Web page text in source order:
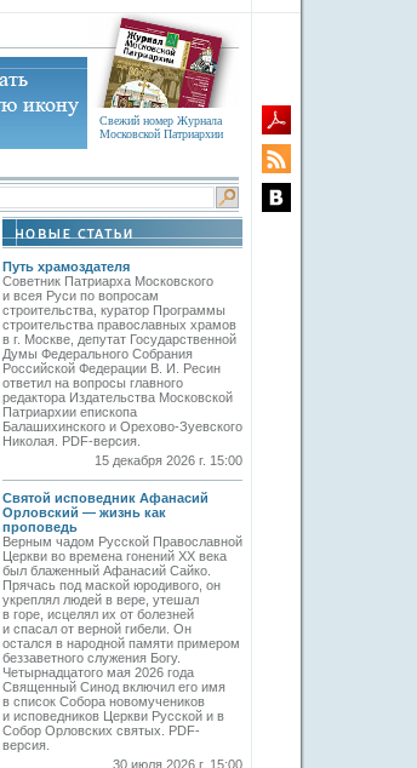
Свежий номер Журнала
Московской Патриархии
Путь храмоздателя
Советник Патриарха Московского
и всея Руси по вопросам
строительства, куратор Программы
строительства православных храмов
в г. Москве, депутат Государственной
Думы Федерального Собрания
Российской Федерации В. И. Ресин
ответил на вопросы главного
редактора Издательства Московской
Патриархии епископа
Балашихинского и Орехово-Зуевского
Николая. PDF-версия.
15 декабря 2026 г. 15:00
Святой исповедник Афанасий
Орловский — жизнь как
проповедь
Верным чадом Русской Православной
Церкви во времена гонений XX века
был блаженный Афанасий Сайко.
Прячась под маской юродивого, он
укреплял людей в вере, утешал
в горе, исцелял их от болезней
и спасал от верной гибели. Он
остался в народной памяти примером
беззаветного служения Богу.
Четырнадцатого мая 2026 года
Священный Синод включил его имя
в список Собора новомучеников
и исповедников Церкви Русской и в
Собор Орловских святых. PDF-
версия.
30 июля 2026 г. 15:00